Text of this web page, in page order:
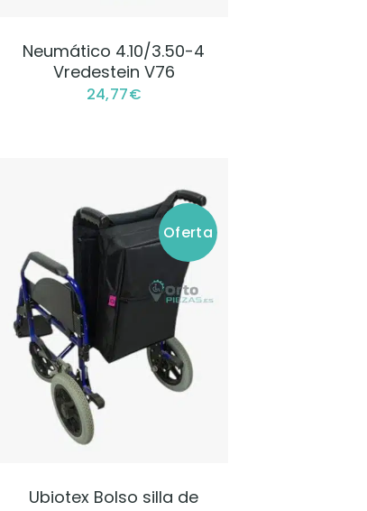
VER PRODUCTO
Neumático 4.10/3.50-4
Vredestein V76
24,77€
Oferta
VER PRODUCTO
Ubiotex Bolso silla de